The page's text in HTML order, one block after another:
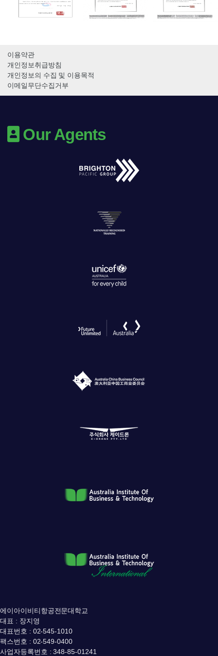
이용약관
개인정보취급방침
개인정보의 수집 및 이용목적
이메일무단수집거부
Our Agents
에이아이비티항공전문대학교
대표 : 장지영
대표번호 : 02-545-1010
팩스번호 : 02-549-0400
사업자등록번호 : 348-85-01241